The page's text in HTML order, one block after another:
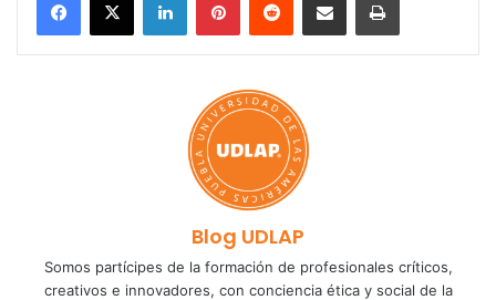
Blog UDLAP
Somos partícipes de la formación de profesionales críticos,
creativos e innovadores, con conciencia ética y social de la